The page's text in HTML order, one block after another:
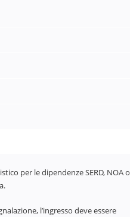
per le dipendenze SERD, NOA o
l’ingresso deve essere